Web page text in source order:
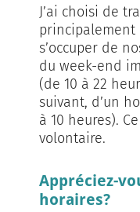
J’ai choisi de
principalement
s’occuper de
du week-end
(de 10 à 22
suivant, d’un
à 10 heures).
volontaire.
Appréciez-
horaires?